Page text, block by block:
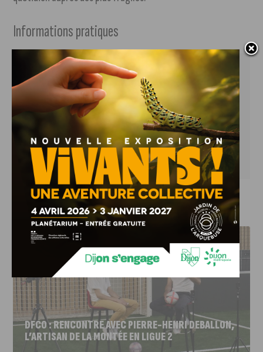
Informations pratiques
Samedi 11 avril
Ouverture des portes à 18h - début des jeux à 20h
Espace Mendès France - 8 rue des Vergers,
Inscription jusqu'au 10 avril en ligne ici ou au 06
78 21 47 06
J'AIME LE DFCO
DFCO : RENCONTRE AVEC PIERRE-HENRI DEBALLON,
L’ARTISAN DE LA MONTÉE EN LIGUE 2